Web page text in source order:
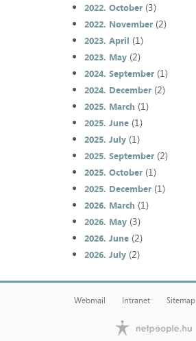
2022. October(3)
2022. November(2)
2023. April (1)
2023. May(2)
2024. September(1)
2024. December(2)
2025. March (1)
2025. June(1)
2025. July(1)
2025. September(2)
2025. October(1)
2025. December(1)
2026. March (1)
2026. May(3)
2026. June(2)
2026. July(2)
Webmail Intranet Sitemap